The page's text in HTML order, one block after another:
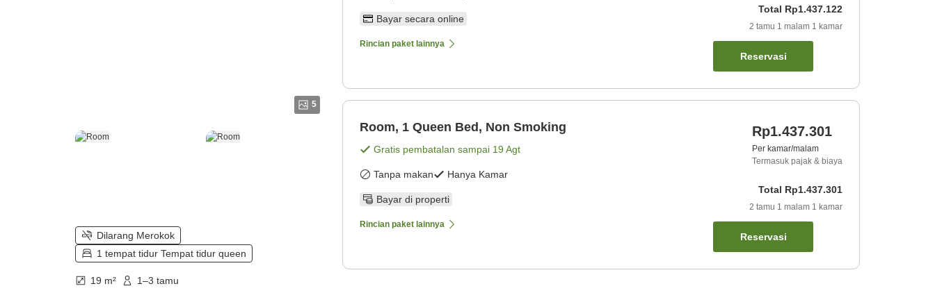
5
Dilarang Merokok
1 tempat tidur Tempat tidur queen
19 m² 1–3 tamu
Bayar secara online
Rincian paket lainnya
Total Rp1.437.122
2 tamu 1 malam 1 kamar
Reservasi
Room, 1 Queen Bed, Non Smoking
Gratis pembatalan sampai 19 Agt
Tanpa makan Hanya Kamar
Bayar di properti
Rincian paket lainnya
Rp1.437.301
Per kamar/malam
Termasuk pajak & biaya
Total Rp1.437.301
2 tamu 1 malam 1 kamar
Reservasi